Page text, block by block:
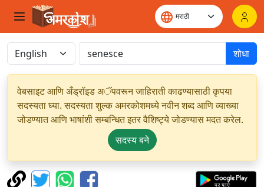
शोधा
वेबसाइट आणि अँड्रॉइड अॅपवरून जाहिराती काढण्यासाठी कृपया
सदस्यता घ्या. सदस्यता शुल्क अमरकोशमध्ये नवीन शब्द आणि व्याख्या
जोडण्यात आणि भाषांशी सम्बन्धित इतर वैशिष्ट्ये जोडण्यास मदत करेल.
सदस्य बने